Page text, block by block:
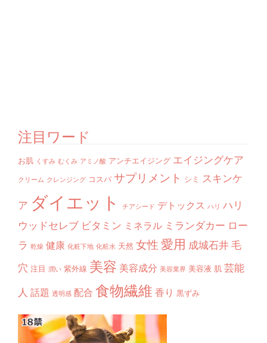
注目ワード
お肌 くすみ むくみ アミノ酸 アンチエイジング エイジングケア
クリーム クレンジング コスパ サプリメント シミ スキンケ
ア ダイエット チアシード デトックス ハリ ハリ
ウッドセレブ ビタミン ミネラル ミランダカー ロー
ラ 乾燥 健康 化粧下地 化粧水 天然 女性愛用 成城石井毛
穴 注目 潤い 紫外線 美容 美容成分 美容業界 美容液 肌 芸能
人 話題 透明感 配合 食物繊維 香り 黒ずみ